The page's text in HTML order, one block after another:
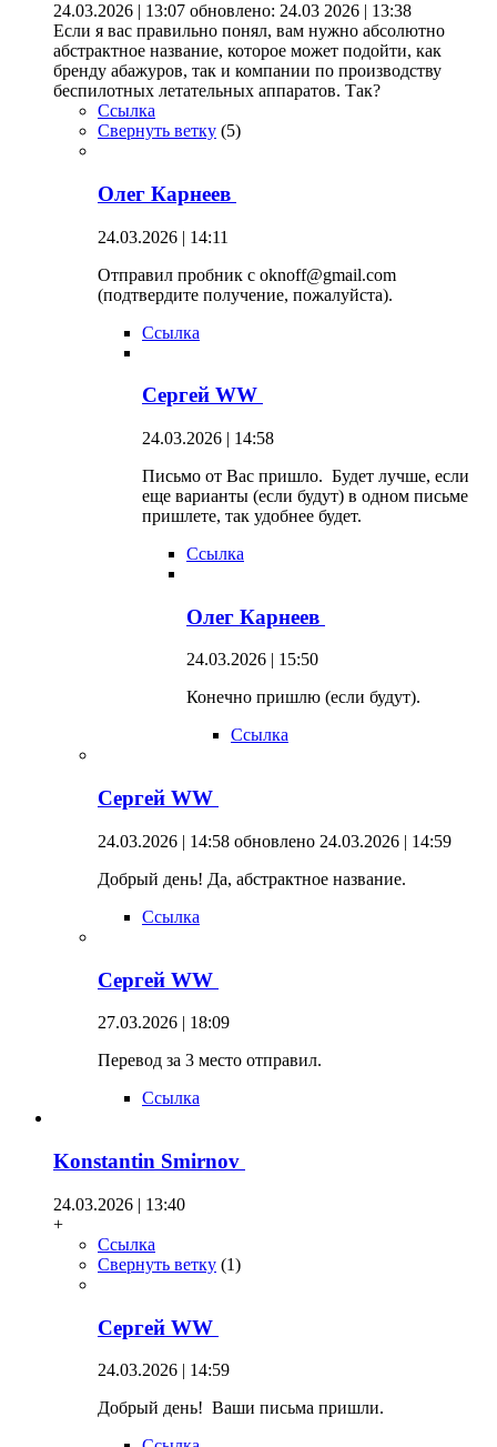
24.03.2026 | 13:07 обновлено: 24.03 2026 | 13:38
Если я вас правильно понял, вам нужно абсолютно
абстрактное название, которое может подойти, как
бренду абажуров, так и компании по производству
беспилотных летательных аппаратов. Так?
Ссылка
Свернуть ветку (5)
Олег Карнеев
24.03.2026 | 14:11
Отправил пробник с oknoff@gmail.com
(подтвердите получение, пожалуйста).
Ссылка
Сергей WW
24.03.2026 | 14:58
Письмо от Вас пришло. Будет лучше, если
еще варианты (если будут) в одном письме
пришлете, так удобнее будет.
Ссылка
Олег Карнеев
24.03.2026 | 15:50
Конечно пришлю (если будут).
Ссылка
Сергей WW
24.03.2026 | 14:58 обновлено 24.03.2026 | 14:59
Добрый день! Да, абстрактное название.
Ссылка
Сергей WW
27.03.2026 | 18:09
Перевод за 3 место отправил.
Ссылка
Konstantin Smirnov
24.03.2026 | 13:40
+
Ссылка
Свернуть ветку (1)
Сергей WW
24.03.2026 | 14:59
Добрый день! Ваши письма пришли.